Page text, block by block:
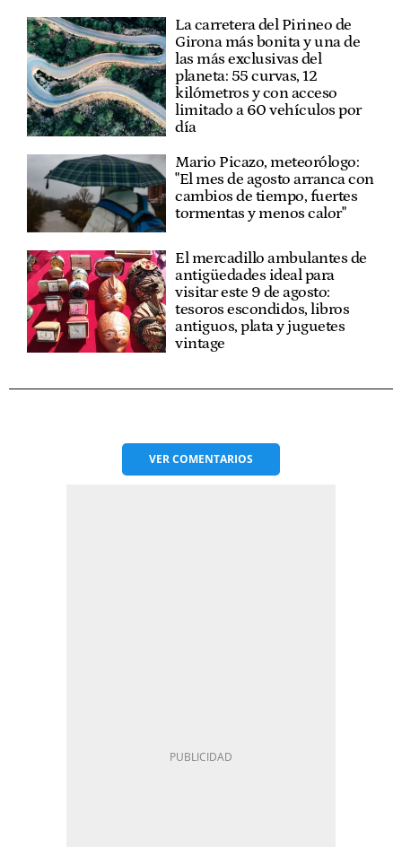
La carretera del Pirineo de
Girona más bonita y una de
las más exclusivas del
planeta: 55 curvas, 12
kilómetros y con acceso
limitado a 60 vehículos por
día
Mario Picazo, meteorólogo:
"El mes de agosto arranca con
cambios de tiempo, fuertes
tormentas y menos calor"
El mercadillo ambulantes de
antigüedades ideal para
visitar este 9 de agosto:
tesoros escondidos, libros
antiguos, plata y juguetes
vintage
VERCOMENTARIOS